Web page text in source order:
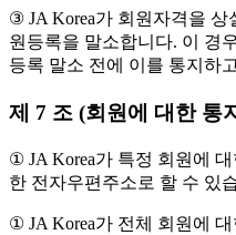
③ JA Korea가 회원자격을 상
원등록을 말소합니다. 이 경
등록 말소 전에 이를 통지하
제 7 조 (회원에 대한 통
① JA Korea가 특정 회원에
한 전자우편주소로 할 수 있
① JA Korea가 전체 회원에